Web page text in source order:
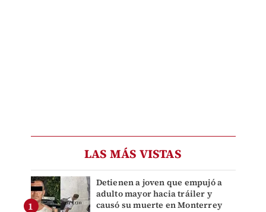
LAS MÁS VISTAS
Detienen a joven que empujó a
adulto mayor hacia tráiler y
causó su muerte en Monterrey